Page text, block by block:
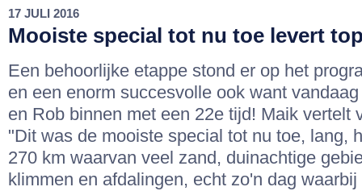
17 JULI 2016
Mooiste special tot nu toe levert
Een behoorlijke etappe stond er op het
en een enorm succesvolle ook want
en Rob binnen met een 22e tijd! Maik vertelt
"Dit was de mooiste special tot nu toe, lang,
270 km waarvan veel zand, duinachtige
klimmen en afdalingen, echt zo'n dag